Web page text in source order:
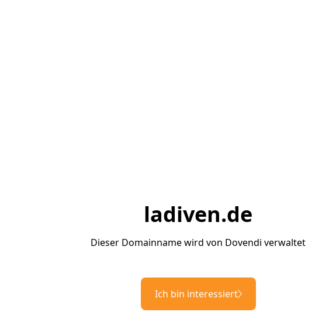
ladiven.de
Dieser Domainname wird von Dovendi verwaltet
Ich bin interessiert